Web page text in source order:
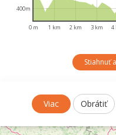
0 m 1 km 2 km 3 km 4
400m
Stiahnuť
Viac Obrátiť